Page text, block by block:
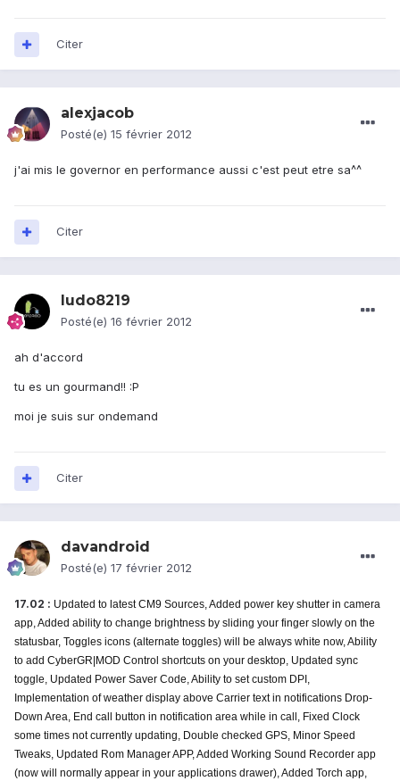
Citer
alexjacob
Posté(e) 15 février 2012
j'ai mis le governor en performance aussi c'est peut etre sa^^
Citer
ludo8219
Posté(e) 16 février 2012
ah d'accord
tu es un gourmand!! :P
moi je suis sur ondemand
Citer
davandroid
Posté(e) 17 février 2012
17.02 : Updated to latest CM9 Sources, Added power key shutter in camera
app, Added ability to change brightness by sliding your finger slowly on the
statusbar, Toggles icons (alternate toggles) will be always white now, Ability
to add CyberGR|MOD Control shortcuts on your desktop, Updated sync
toggle, Updated Power Saver Code, Ability to set custom DPI,
Implementation of weather display above Carrier text in notifications Drop-
Down Area, End call button in notification area while in call, Fixed Clock
some times not currently updating, Double checked GPS, Minor Speed
Tweaks, Updated Rom Manager APP, Added Working Sound Recorder app
(now will normally appear in your applications drawer), Added Torch app,